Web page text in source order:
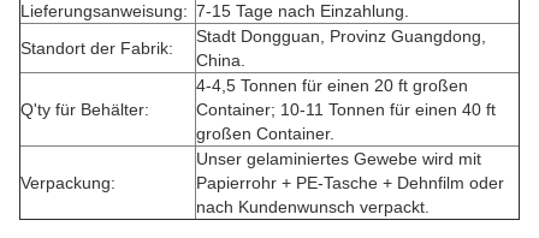
Lieferungsanweisung: 7-15 Tage nach Einzahlung.
Standort der Fabrik:
Stadt Dongguan, Provinz Guangdong,
China.
Q'ty für Behälter:
4-4,5 Tonnen für einen 20 ft großen
Container; 10-11 Tonnen für einen 40 ft
großen Container.
Verpackung:
Unser gelaminiertes Gewebe wird mit
Papierrohr + PE-Tasche + Dehnfilm oder
nach Kundenwunsch verpackt.